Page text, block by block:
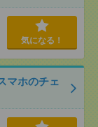
気になる！
マホのチェ